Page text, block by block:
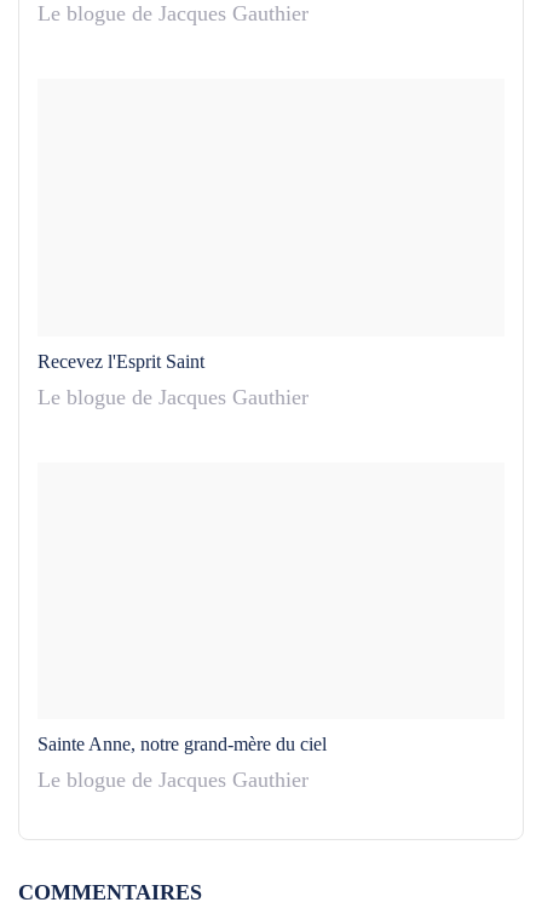
Le blogue de Jacques Gauthier
Recevez l'Esprit Saint
Le blogue de Jacques Gauthier
Sainte Anne, notre grand-mère du ciel
Le blogue de Jacques Gauthier
COMMENTAIRES